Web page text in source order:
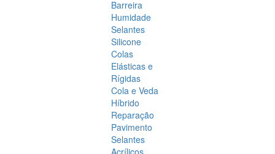
Barreira
Humidade
Selantes
Silicone
Colas
Elásticas e
Rígidas
Cola e Veda
Híbrido
Reparação
Pavimento
Selantes
Acrílicos